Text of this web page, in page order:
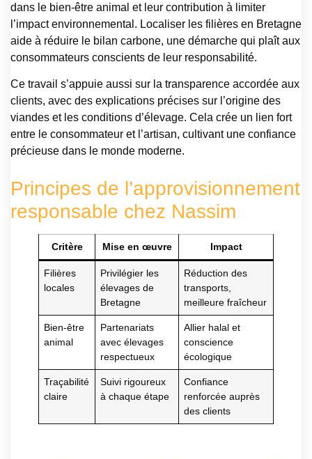
dans le bien-être animal et leur contribution à limiter
l’impact environnemental. Localiser les filières en Bretagne
aide à réduire le bilan carbone, une démarche qui plaît aux
consommateurs conscients de leur responsabilité.
Ce travail s’appuie aussi sur la transparence accordée aux
clients, avec des explications précises sur l’origine des
viandes et les conditions d’élevage. Cela crée un lien fort
entre le consommateur et l’artisan, cultivant une confiance
précieuse dans le monde moderne.
Principes de l’approvisionnement
responsable chez Nassim
Critère Mise en œuvre Impact
Filières
locales
Privilégier les
élevages de
Bretagne
Réduction des
transports,
meilleure fraîcheur
Bien-être
animal
Partenariats
avec élevages
respectueux
Allier halal et
conscience
écologique
Traçabilité
claire
Suivi rigoureux
à chaque étape
Confiance
renforcée auprès
des clients